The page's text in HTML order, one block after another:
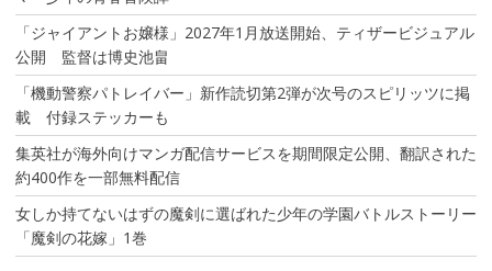
「ジャイアントお嬢様」2027年1月放送開始、ティザービジュアル
公開 監督は博史池畠
「機動警察パトレイバー」新作読切第2弾が次号のスピリッツに掲
載 付録ステッカーも
集英社が海外向けマンガ配信サービスを期間限定公開、翻訳された
約400作を一部無料配信
女しか持てないはずの魔剣に選ばれた少年の学園バトルストーリー
「魔剣の花嫁」1巻